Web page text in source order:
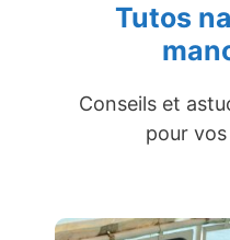
Tutos
Conseils et
pour